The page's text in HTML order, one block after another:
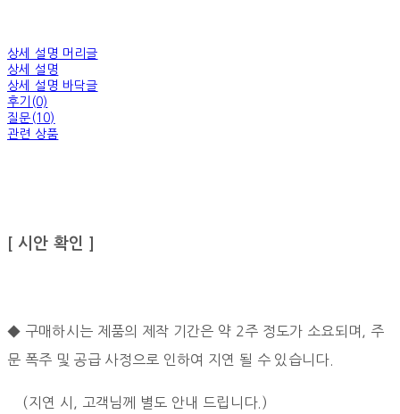
상세 설명 머리글
상세 설명
상세 설명 바닥글
후기(0)
질문(10)
관련 상품
[ 시안 확인 ]
◆ 구매하시는 제품의 제작 기간은 약 2주 정도가 소요되며, 주
문 폭주 및 공급 사정으로 인하여 지연 될 수 있습니다.
(지연 시, 고객님께 별도 안내 드립니다.)